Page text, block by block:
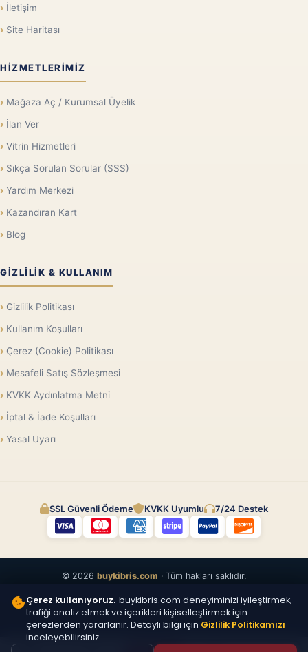
İletişim
Site Haritası
HIZMETLERIMIZ
Mağaza Aç / Kurumsal Üyelik
İlan Ver
Vitrin Hizmetleri
Sıkça Sorulan Sorular (SSS)
Yardım Merkezi
Kazandıran Kart
Blog
GIZLILIK & KULLANIM
Gizlilik Politikası
Kullanım Koşulları
Çerez (Cookie) Politikası
Mesafeli Satış Sözleşmesi
KVKK Aydınlatma Metni
İptal & İade Koşulları
Yasal Uyarı
SSL Güvenli Ödeme KVKK Uyumlu 7/24 Destek
© 2026 buykibris.com · Tüm hakları saklıdır.
Çerez kullanıyoruz. buykibris.com deneyiminizi iyileştirmek,
trafiği analiz etmek ve içerikleri kişiselleştirmek için
çerezlerden yararlanır. Detaylı bilgi için Gizlilik Politikamızı
inceleyebilirsiniz.